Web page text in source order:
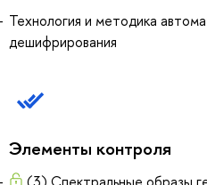
Технология и методика
дешифрирования
Элементы контроля